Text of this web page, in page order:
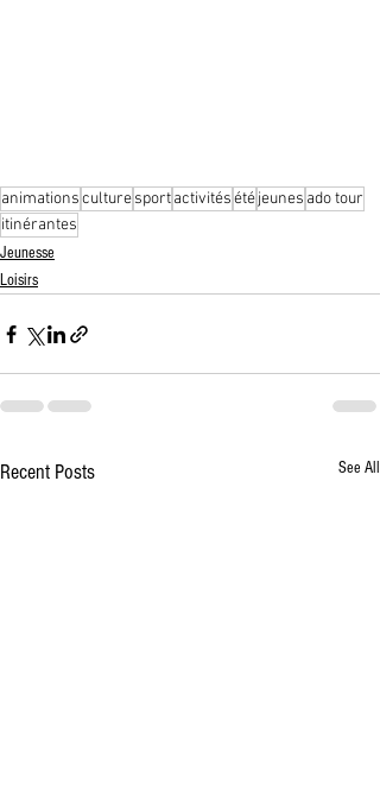
animationsculturesportactivitésétéjeunes ado tour
itinérantes
Jeunesse
Loisirs
Recent Posts See All